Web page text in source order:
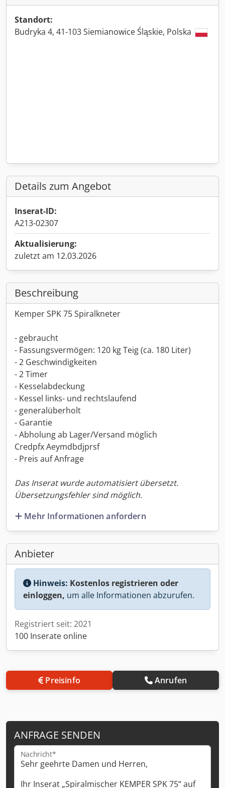
Standort:
Budryka 4, 41-103 Siemianowice Śląskie, Polska
Details zum Angebot
Inserat-ID:
A213-02307
Aktualisierung:
zuletzt am 12.03.2026
Beschreibung
Kemper SPK 75 Spiralkneter
- gebraucht
- Fassungsvermögen: 120 kg Teig (ca. 180 Liter)
- 2 Geschwindigkeiten
- 2 Timer
- Kesselabdeckung
- Kessel links- und rechtslaufend
- generalüberholt
- Garantie
- Abholung ab Lager/Versand möglich
Credpfx Aeymdbdjprsf
- Preis auf Anfrage
Das Inserat wurde automatisiert übersetzt.
Übersetzungsfehler sind möglich.
Mehr Informationen anfordern
Anbieter
Hinweis: Kostenlos registrieren oder
einloggen, um alle Informationen abzurufen.
Registriert seit: 2021
100 Inserate online
Preisinfo Anrufen
ANFRAGE SENDEN
Nachricht*